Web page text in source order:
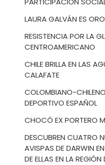
LAURA GALVÁN ES
RESISTENCIA POR LA
CENTROAMERICANO
CHILE BRILLA EN LAS
CALAFATE
COLOMBIANO-
DEPORTIVO ESPAÑOL
CHOCÓ EX PORTERO
DESCUBREN CUATRO
AVISPAS DE DARWIN
DE ELLAS EN LA REGIÓN